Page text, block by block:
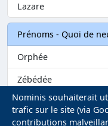
Lazare
Prénoms - Quoi de
Orphée
Zébédée
Melvil
Nominis souhaiterait
trafic sur le site (via
contributions